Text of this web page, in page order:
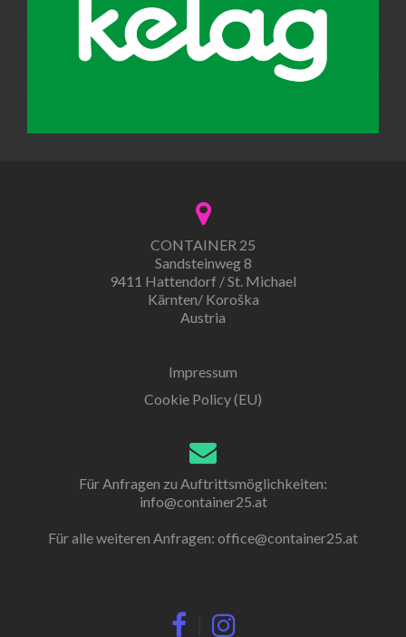
CONTAINER 25
Sandsteinweg 8
9411 Hattendorf / St. Michael
Kärnten/ Koroška
Austria
Impressum
Cookie Policy (EU)
Für Anfragen zu Auftrittsmöglichkeiten:
info@container25.at
Für alle weiteren Anfragen: office@container25.at